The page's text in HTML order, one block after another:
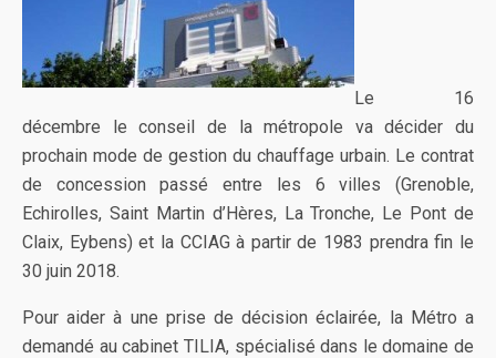
Le 16
décembre le conseil de la métropole va décider du
prochain mode de gestion du chauffage urbain. Le contrat
de concession passé entre les 6 villes (Grenoble,
Echirolles, Saint Martin d’Hères, La Tronche, Le Pont de
Claix, Eybens) et la CCIAG à partir de 1983 prendra fin le
30 juin 2018.
Pour aider à une prise de décision éclairée, la Métro a
demandé au cabinet TILIA, spécialisé dans le domaine de